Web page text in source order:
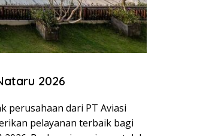
2026
perusahaan dari PT Aviasi
pelayanan terbaik bagi